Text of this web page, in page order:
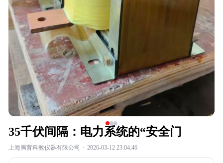
35千伏间隔：电力系统的“安全门
上海腾育科教仪器有限公司 · 2026-03-12 23:04:46